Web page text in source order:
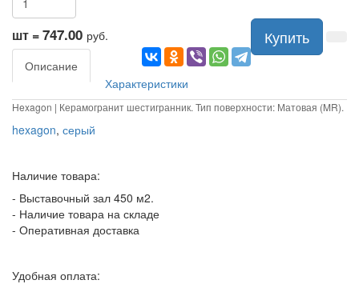
шт =747.00 руб. Купить
Описание
Характеристики
Hexagon | Керамогранит шестигранник. Тип поверхности: Матовая (MR).
hexagon, серый
Наличие товара:
- Выставочный зал 450 м2.
- Наличие товара на складе
- Оперативная доставка
Удобная оплата: